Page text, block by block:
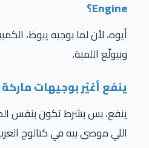
Engine؟
وبيولّع اللمبة.
ينفع أغيّر بوجيهات ماركة
ينفع، بس بشرط تكون بنفس
اللي موصى بيه في كتالوج